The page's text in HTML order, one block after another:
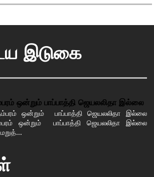
இடுகை
ஒன்றும் பாப்பாத்தி ஜெயலலிதா இல்லை
ஒன்றும் பாப்பாத்தி ஜெயலலிதா இல்லை
ஒன்றும் பாப்பாத்தி ஜெயலலிதா இல்லை